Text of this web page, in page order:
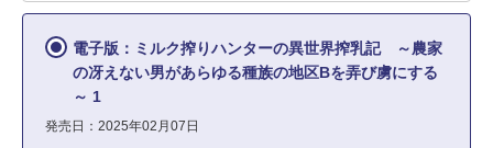
電子版：ミルク搾りハンターの異世界搾乳記 ～農家
の冴えない男があらゆる種族の地区Bを弄び虜にする
～ 1
発売日：2025年02月07日